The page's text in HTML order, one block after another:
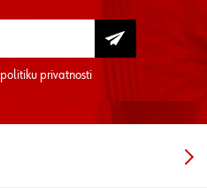
politiku privatnosti